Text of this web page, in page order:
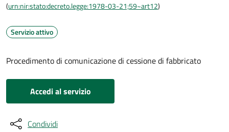
(urn:nir:stato:decreto.legge:1978-03-21;59~art12)
Servizio attivo
Procedimento di comunicazione di cessione di fabbricato
Accedi al servizio
Condividi